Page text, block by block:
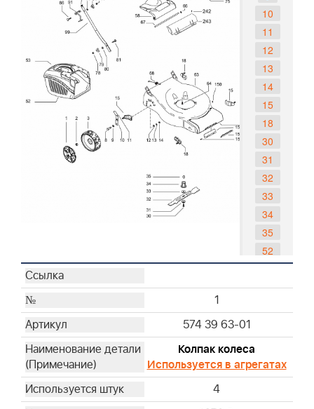
10
11
12
13
14
15
18
30
31
32
33
34
35
52
53
58
66
67
68
1
574 39 63-01
Колпак колеса
Используется в агрегатах
4